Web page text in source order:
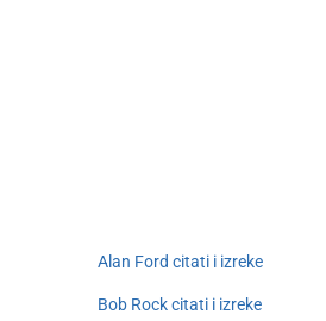
Alan Ford citati i izreke
Bob Rock citati i izreke